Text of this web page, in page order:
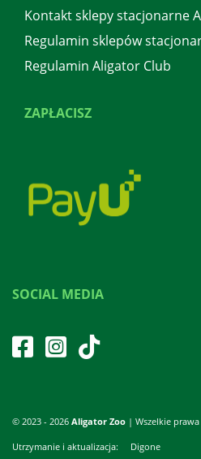
Kontakt sklepy stacjonarne
Regulamin sklepów
Regulamin Aligator Club
ZAPŁACISZ
SOCIAL MEDIA
© 2023 - 2026 Aligator Zoo | Wszelkie
Utrzymanie i aktualizacja: Digone